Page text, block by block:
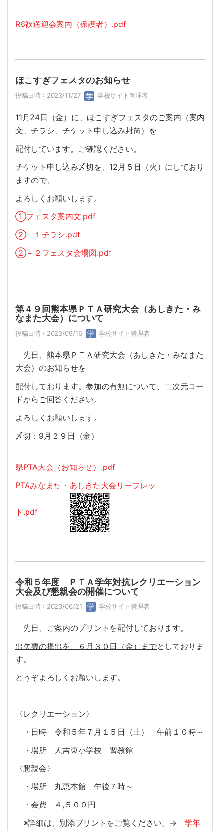
R6歓送迎会案内（保護者）.pdf
ほこすぎフェスタのお知らせ
投稿日時 : 2023/11/27 学校サイト管理者
11月24日（金）に、ほこすぎフェスタのご案内（案内
文、チラシ、チケット申し込み封筒）を
配付しています。ご確認ください。
チケット申し込み〆切を、12月５日（火）にしており
ますので、
よろしくお願いします。
①フェスタ案内文.pdf
②－１チラシ.pdf
②－２フェスタ会場図.pdf
第４９回熊本県ＰＴＡ研究大会（あしきた・み
なまた大会）について
投稿日時 : 2023/09/16 学校サイト管理者
先日、熊本県ＰＴＡ研究大会（あしきた・みなまた
大会）のお知らせを
配付しております。参加の有無について、二次元コー
ドからご回答ください。
よろしくお願いします。
〆切：9月２９日（金）
県PTA大会（お知らせ）.pdf
PTAみなまた・あしきた大会リーフレッ
ト.pdf
令和５年度 ＰＴＡ学年対抗レクリエーション
大会及び懇親会の開催について
投稿日時 : 2023/06/21 学校サイト管理者
先日、ご案内のプリントを配付しております。
出欠票の提出を、６月３０日（金）までとしておりま
す。
どうぞよろしくお願いします。
〈レクリエーション〉
・日時 令和５年７月１５日（土） 午前１０時～
・場所 人吉東小学校 習教館
〈懇親会〉
・場所 丸恵本館 午後７時～
・会費 ４,５００円
※詳細は、別添プリントをご覧ください。→ 学年